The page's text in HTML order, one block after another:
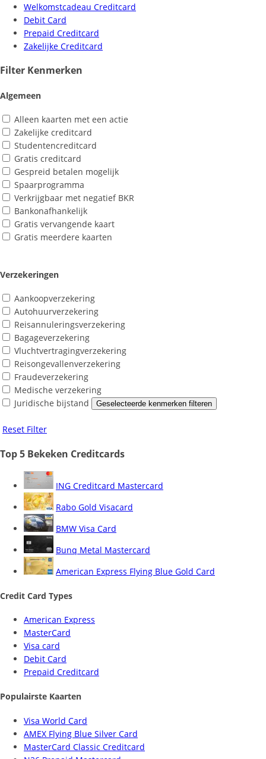
Welkomstcadeau Creditcard
Debit Card
Prepaid Creditcard
Zakelijke Creditcard
Filter Kenmerken
Algemeen
Alleen kaarten met een actie
Zakelijke creditcard
Studentencreditcard
Gratis creditcard
Gespreid betalen mogelijk
Spaarprogramma
Verkrijgbaar met negatief BKR
Bankonafhankelijk
Gratis vervangende kaart
Gratis meerdere kaarten
Verzekeringen
Aankoopverzekering
Autohuurverzekering
Reisannuleringsverzekering
Bagageverzekering
Vluchtvertragingverzekering
Reisongevallenverzekering
Fraudeverzekering
Medische verzekering
Juridische bijstand
Geselecteerde kenmerken filteren
Reset Filter
Top 5 Bekeken Creditcards
ING Creditcard Mastercard
Rabo Gold Visacard
BMW Visa Card
Bunq Metal Mastercard
American Express Flying Blue Gold Card
Credit Card Types
American Express
MasterCard
Visa card
Debit Card
Prepaid Creditcard
Populairste Kaarten
Visa World Card
AMEX Flying Blue Silver Card
MasterCard Classic Creditcard